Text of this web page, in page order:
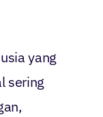
yang
sering